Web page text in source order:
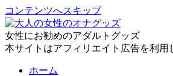
コンテンツへスキップ
女性にお勧めのアダルトグッズ
本サイトはアフィリエイト広告を利用
ホーム